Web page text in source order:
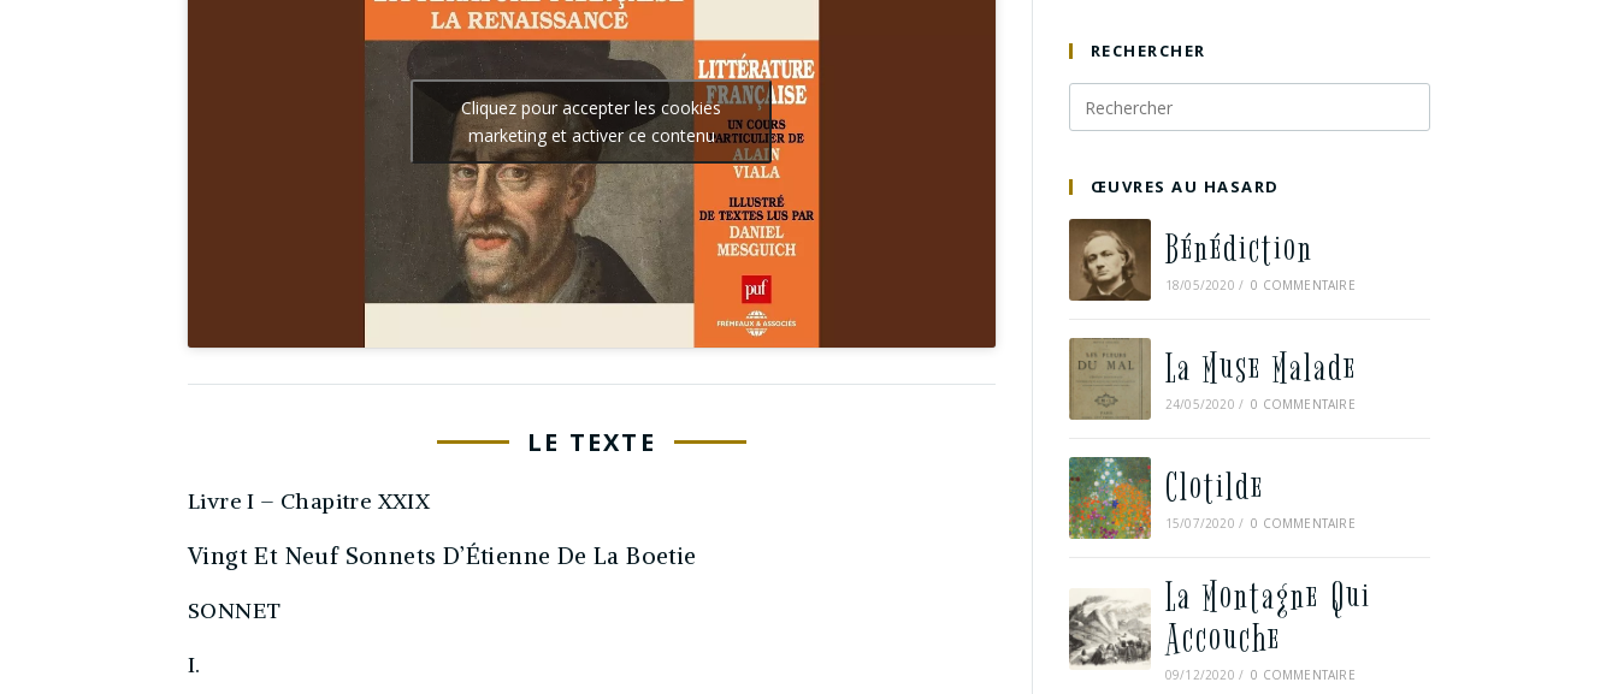
Cliquez pour accepter les cookies
marketing et activer ce contenu
LE TEXTE
Livre I – Chapitre XXIX
Vingt Et Neuf Sonnets D’Étienne De La Boetie
SONNET
I.
RECHERCHER
ŒUVRES AU HASARD
Bénédiction
18/05/2020 / 0 COMMENTAIRE
La Muse Malade
24/05/2020 / 0 COMMENTAIRE
Clotilde
15/07/2020 / 0 COMMENTAIRE
La Montagne Qui
Accouche
09/12/2020 / 0 COMMENTAIRE